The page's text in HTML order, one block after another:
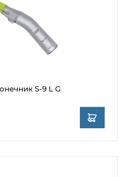
S-9 L G